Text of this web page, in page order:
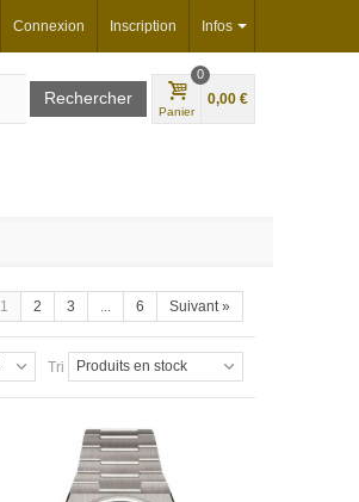
Infos
Connexion Inscription
Panier
0
0,00 €
1 2 3 ... 6 Suivant »
Tri Produits en stock